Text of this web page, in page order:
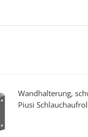
Wandhalterung,
Piusi